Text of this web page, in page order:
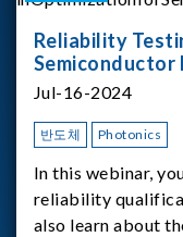
Reliability
Semiconductor
Jul-16-2024
반도체 Photonics
In this webinar,
reliability
also learn about